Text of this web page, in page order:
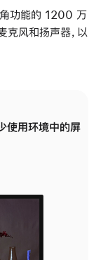
功能的 1200 万
风和扬声器，以
使用环境中的屏